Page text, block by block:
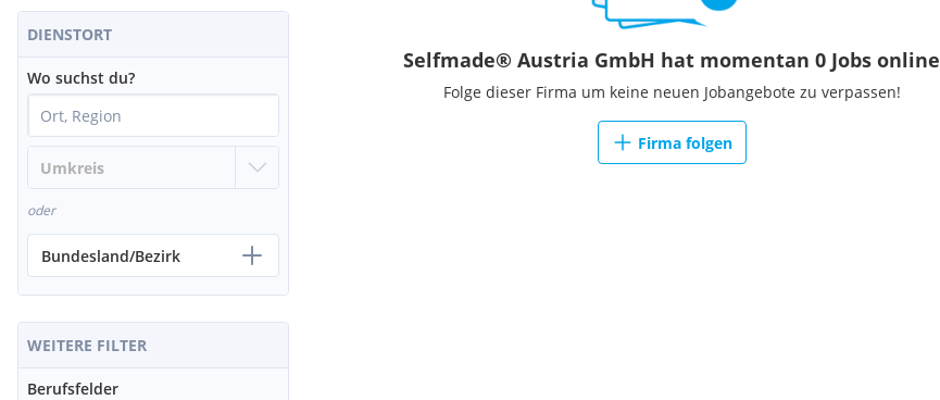
DIENSTORT
Wo suchst du?
oder
Bundesland/Bezirk
WEITERE FILTER
Berufsfelder
Selfmade® Austria GmbH hat momentan 0 Jobs online
Folge dieser Firma um keine neuen Jobangebote zu verpassen!
Firma folgen